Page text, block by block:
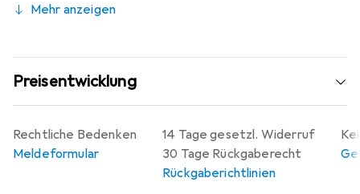
Mehr anzeigen
Preisentwicklung
14 Tage gesetzl. Widerruf
30 Tage Rückgaberecht
Rückgaberichtlinien
Rechtliche Bedenken
Meldeformular